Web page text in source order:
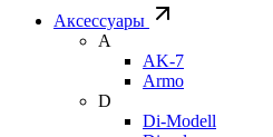
Аксессуары
A
AK-7
Armo
D
Di-Modell